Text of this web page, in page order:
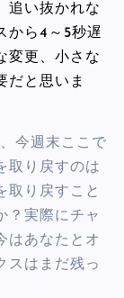
追い抜かれな
から4～5秒遅
変更、小さな
だと思いま
今週末ここで
取り戻すのは
取り戻すこと
？実際にチャ
はあなたとオ
スはまだ残っ